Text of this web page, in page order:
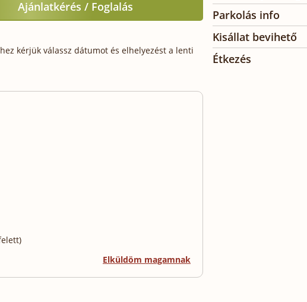
Ajánlatkérés / Foglalás
kérjük válassz dátumot és elhelyezést a lenti
Elküldöm magamnak
Parkolás info
Kisállat bevihető
Étkezés